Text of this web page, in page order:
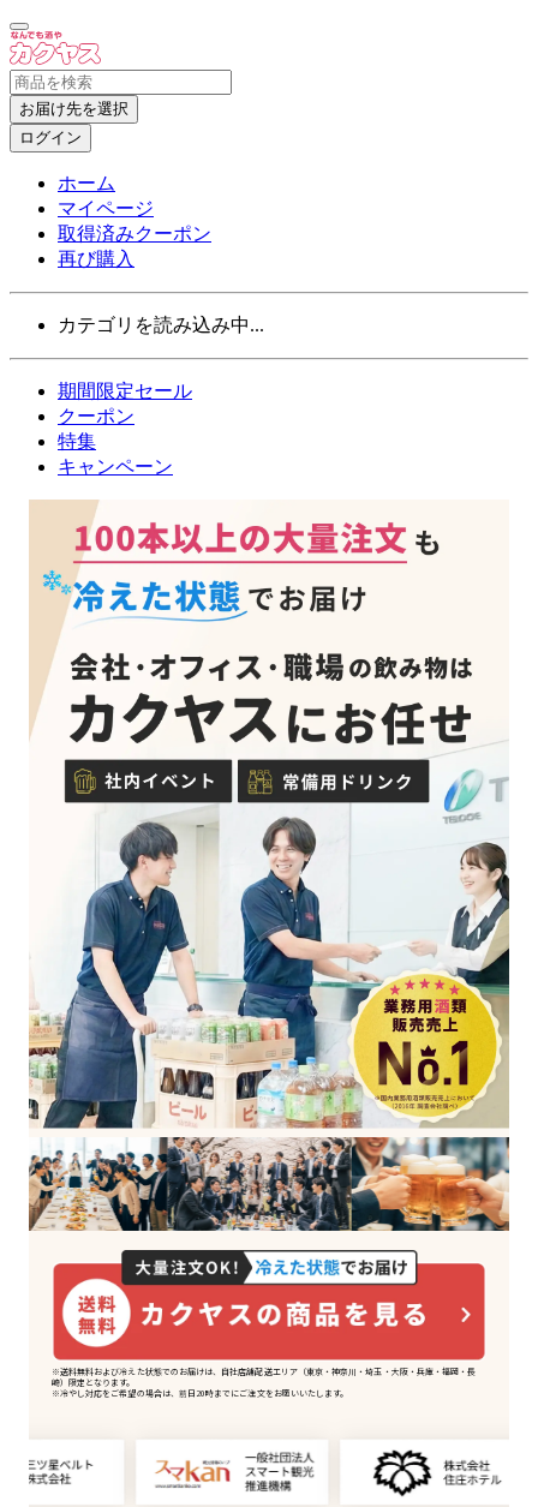
お届け先を選択
ログイン
ホーム
マイページ
取得済みクーポン
再び購入
カテゴリを読み込み中...
期間限定セール
クーポン
特集
キャンペーン
※送料無料および冷えた状態でのお届けは、自社店舗配送エリア（東京・神奈川・埼玉・大阪・兵庫・福岡・長
崎）限定となります。
※冷やし対応をご希望の場合は、前日20時までにご注文をお願いいたします。